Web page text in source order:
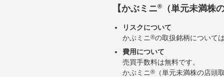
【かぶミニ® （単元未満株
リスクについて
かぶミニ®の取扱銘柄について
費用について
売買手数料は無料です。
かぶミニ®
（単元未満株の店頭